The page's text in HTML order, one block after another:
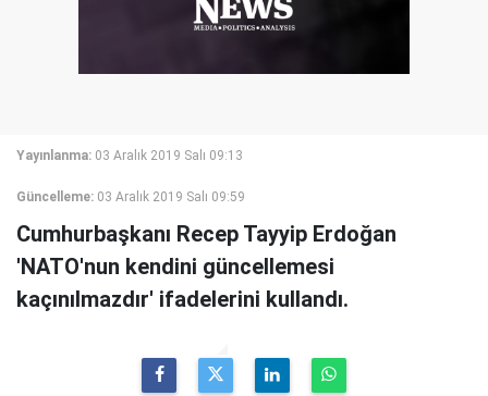
Yayınlanma: 03 Aralık 2019 Salı 09:13
Güncelleme: 03 Aralık 2019 Salı 09:59
Cumhurbaşkanı Recep Tayyip Erdoğan
'NATO'nun kendini güncellemesi
kaçınılmazdır' ifadelerini kullandı.